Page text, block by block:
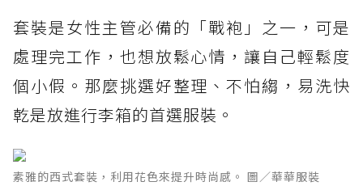
套裝是女性主管必備的「戰袍」之一，可是
處理完工作，也想放鬆心情，讓自己輕鬆度
個小假。那麼挑選好整理、不怕縐，易洗快
乾是放進行李箱的首選服裝。
素雅的西式套裝，利用花色來提升時尚感。 圖／華華服裝